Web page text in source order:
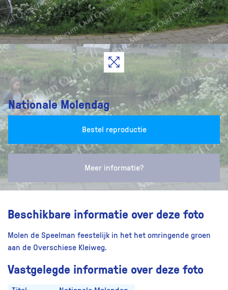
Nationale Molendag
Bestel reproductie
Meer informatie?
Beschikbare informatie over deze foto
Molen de Speelman feestelijk in het het omringende groen
aan de Overschiese Kleiweg.
Vastgelegde informatie over deze foto